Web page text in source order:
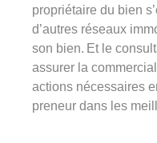
propriétaire du bien
d’autres réseaux
son bien. Et le
assurer la
actions nécessaires
preneur dans les